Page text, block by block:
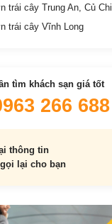
trái cây Trung An, Củ Chi
trái cây Vĩnh Long
tìm khách sạn giá tốt
266 688
thông tin
lại cho bạn